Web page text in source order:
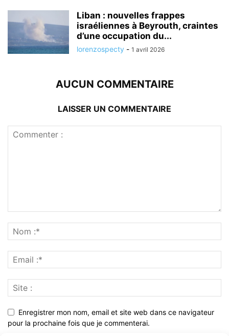
Liban : nouvelles frappes
israéliennes à Beyrouth, craintes
d’une occupation du...
lorenzospecty - 1 avril 2026
AUCUN COMMENTAIRE
LAISSER UN COMMENTAIRE
Enregistrer mon nom, email et site web dans ce navigateur
pour la prochaine fois que je commenterai.